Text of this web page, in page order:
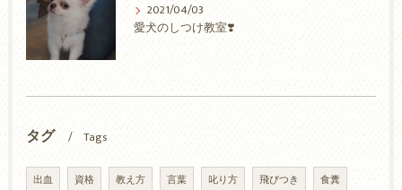
2021/04/03
愛犬のしつけ教室❣️
タグ Tags
出血 資格 教え方 言葉 叱り方 飛びつき 食糞